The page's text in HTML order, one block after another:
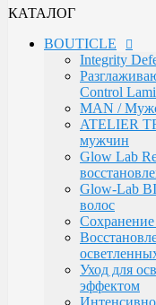
Уход для
эффектом
Botox /
волос
Укрепление
EXPERT
для волос
Окисляющая
Atelier
краситель
Bleacher
КАТАЛОГ
BOUTICLE
Integrity
Control
MAN /
ATELIER
мужчин
Glow Lab
Glow-Lab
волос
Сохранение
Уход для
эффектом